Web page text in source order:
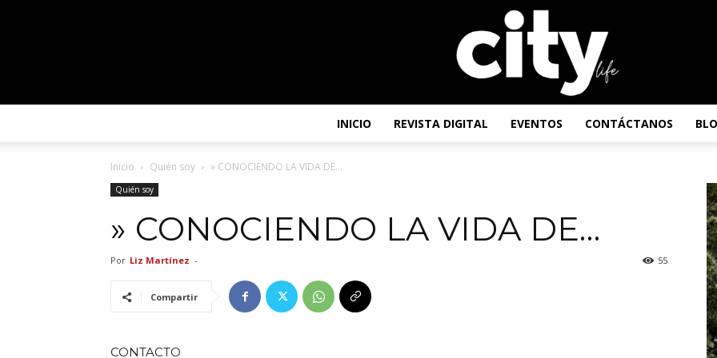
INICIO REVISTA DIGITAL EVENTOS CONTÁCTANOS
Inicio Quién soy » CONOCIENDO LA VIDA DE…
Quién soy
» CONOCIENDO LA VIDA DE…
Por Liz Martínez - 55
Compartir
CONTACTO